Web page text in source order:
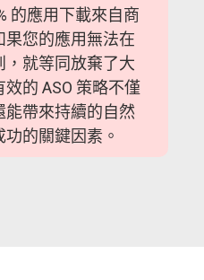
的應用下載來自商
果您的應用無法在
，就等同放棄了大
的 ASO 策略不僅
能帶來持續的自然
的關鍵因素。